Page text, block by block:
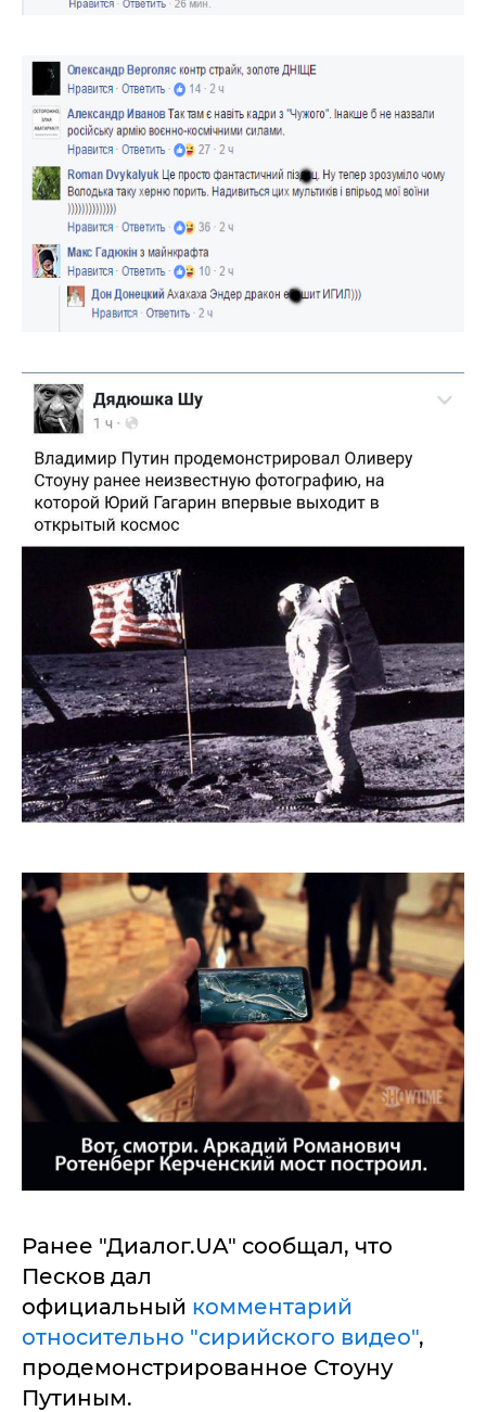
Ранее "Диалог.UA" сообщал, что
Песков дал
официальный комментарий
относительно "сирийского видео",
продемонстрированное Стоуну
Путиным.